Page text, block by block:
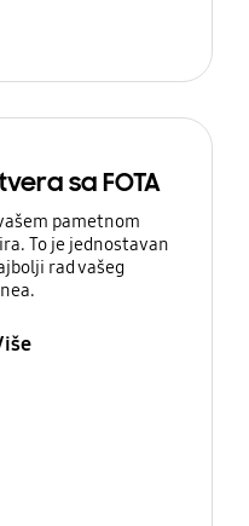
sa FOTA
pametnom
To je jednostavan
rad vašeg